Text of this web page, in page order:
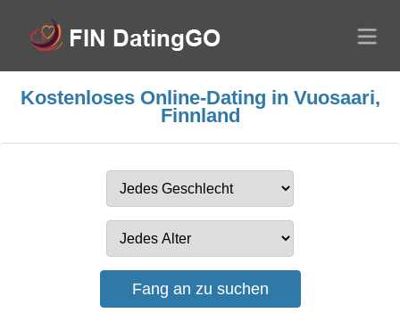
Kostenloses Online-Dating in Vuosaari,
Finnland